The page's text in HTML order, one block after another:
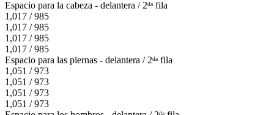
Espacio para la cabeza - delantera / 2ᵈᵃ fila
1,017 / 985
1,017 / 985
1,017 / 985
1,017 / 985
Espacio para las piernas - delantera / 2ᵈᵃ fila
1,051 / 973
1,051 / 973
1,051 / 973
1,051 / 973